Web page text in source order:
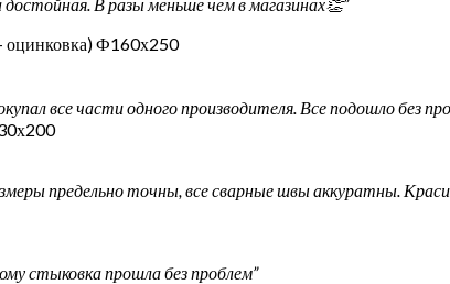
оцинковка) Ф160х250
все части одного производителя. Все подошло без
предельно точны, все сварные швы аккуратны.
стыковка прошла без проблем”